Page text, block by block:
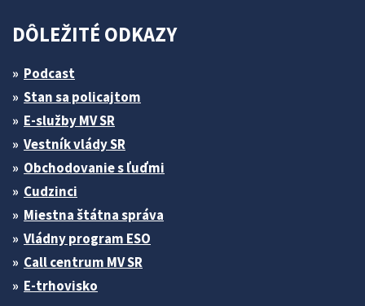
DÔLEŽITÉ ODKAZY
Podcast
Stan sa policajtom
E-služby MV SR
Vestník vlády SR
Obchodovanie s ľuďmi
Cudzinci
Miestna štátna správa
Vládny program ESO
Call centrum MV SR
E-trhovisko